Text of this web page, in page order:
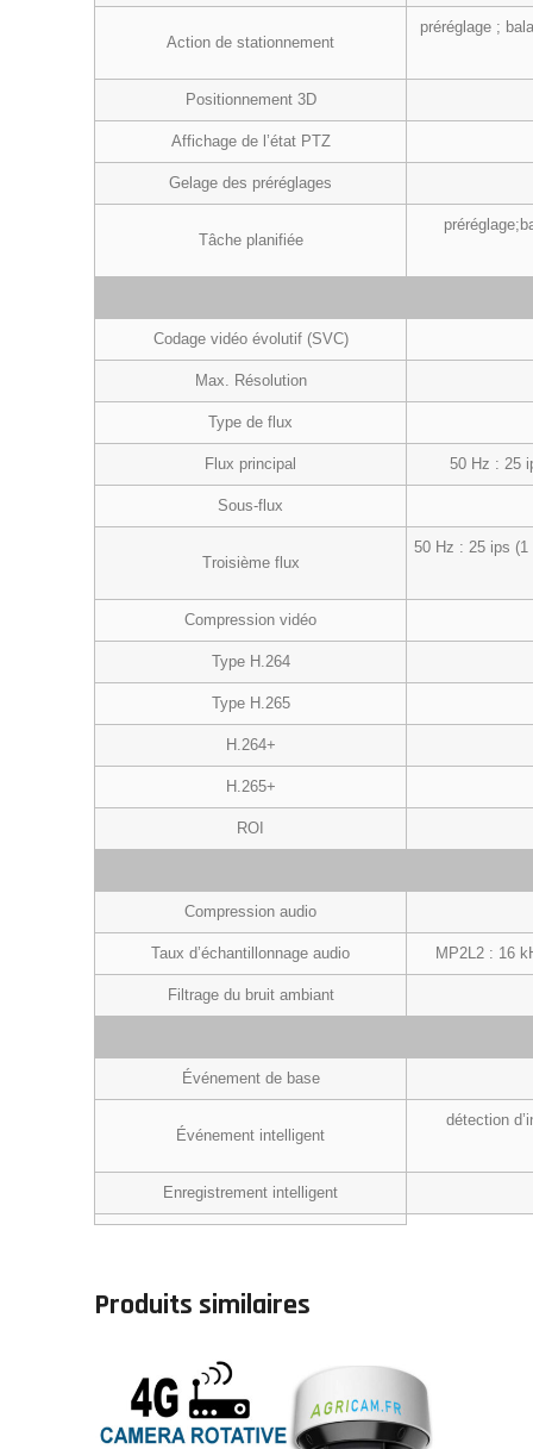
Action de stationnement
préréglage ;
Positionnement 3D
Affichage de l’état PTZ
Gelage des préréglages
Tâche planifiée
Codage vidéo évolutif (SVC)
Max. Résolution
Type de flux
Flux principal 50 Hz : 25
Sous-flux
Troisième flux
50 Hz : 25 ips
Compression vidéo
Type H.264
Type H.265
H.264+
H.265+
ROI
Compression audio
Taux d’échantillonnage audio MP2L2 : 16
Filtrage du bruit ambiant
Événement de base
Événement intelligent
détection
Enregistrement intelligent
Produits similaires